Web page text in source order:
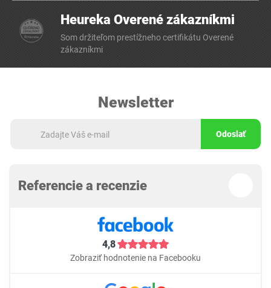
Heureka Overené zákazníkmi
Som držiteľom prestížneho certifikátu Overené
zákazníkmi
Newsletter
Odoslať
Referencie a recenzie
4,8
Zobraziť hodnotenie na Facebooku